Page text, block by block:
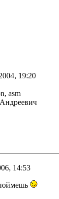
19:20
asm
14:53